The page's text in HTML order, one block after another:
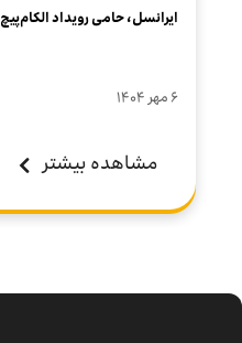
ایرانسل، حامی رویداد الکام‌پیچ ۱۴۰۴ در نمایشگاه الکامپ
۶ مهر ۱۴۰۴
مشاهده بیشتر